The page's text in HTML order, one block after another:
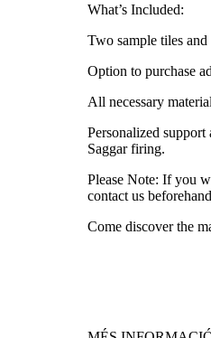
What’s Included:
Two sample tiles
Option to purchase
All necessary
Personalized
Saggar firing.
Please Note: If you
contact us
Come discover the